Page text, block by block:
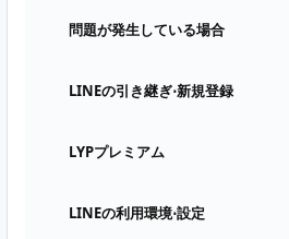
問題が発生している場合
LINEの引き継ぎ⋅新規登録
LYPプレミアム
LINEの利用環境⋅設定